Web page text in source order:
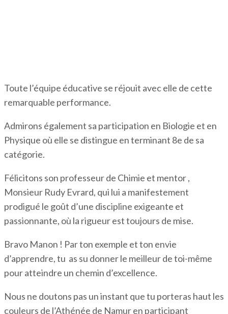
Toute l’équipe éducative se réjouit avec elle de cette
remarquable performance.
Admirons également sa participation en Biologie et en
Physique où elle se distingue en terminant 8e de sa
catégorie.
Félicitons son professeur de Chimie et mentor ,
Monsieur Rudy Evrard, qui lui a manifestement
prodigué le goût d’une discipline exigeante et
passionnante, où la rigueur est toujours de mise.
Bravo Manon ! Par ton exemple et ton envie
d’apprendre, tu as su donner le meilleur de toi-même
pour atteindre un chemin d’excellence.
Nous ne doutons pas un instant que tu porteras haut les
couleurs de l’Athénée de Namur en participant